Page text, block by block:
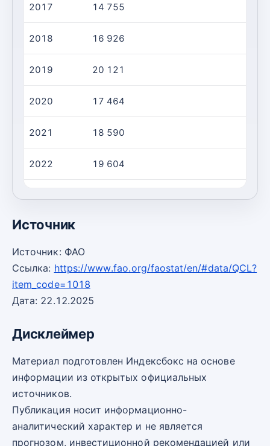
2017 14 755
2018 16 926
2019 20 121
2020 17 464
2021 18 590
2022 19 604
4
Источник
Источник: ФАО
Ссылка: https://www.fao.org/faostat/en/#data/QCL?
item_code=1018
Дата: 22.12.2025
Дисклеймер
Материал подготовлен Индексбокс на основе
информации из открытых официальных
источников.
Публикация носит информационно-
аналитический характер и не является
прогнозом, инвестиционной рекомендацией или